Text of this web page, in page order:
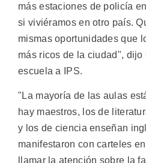
más estaciones de policía
si viviéramos en otro país.
mismas oportunidades que
más ricos de la ciudad", dijo
escuela a IPS.
"La mayoría de las aulas
hay maestros, los de
y los de ciencia enseñan
manifestaron con carteles
llamar la atención sobre la